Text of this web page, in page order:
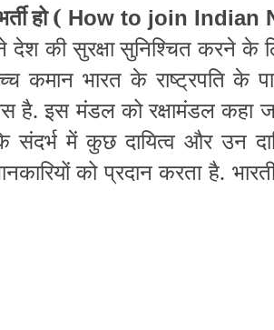
हो ( How to join Indian
की सुरक्षा सुनिश्चित करने के
कमान भारत के राष्ट्रपति के
है. इस मंडल को रक्षामंडल
संदर्भ में कुछ दायित्व और उन
को प्रदान करता है.